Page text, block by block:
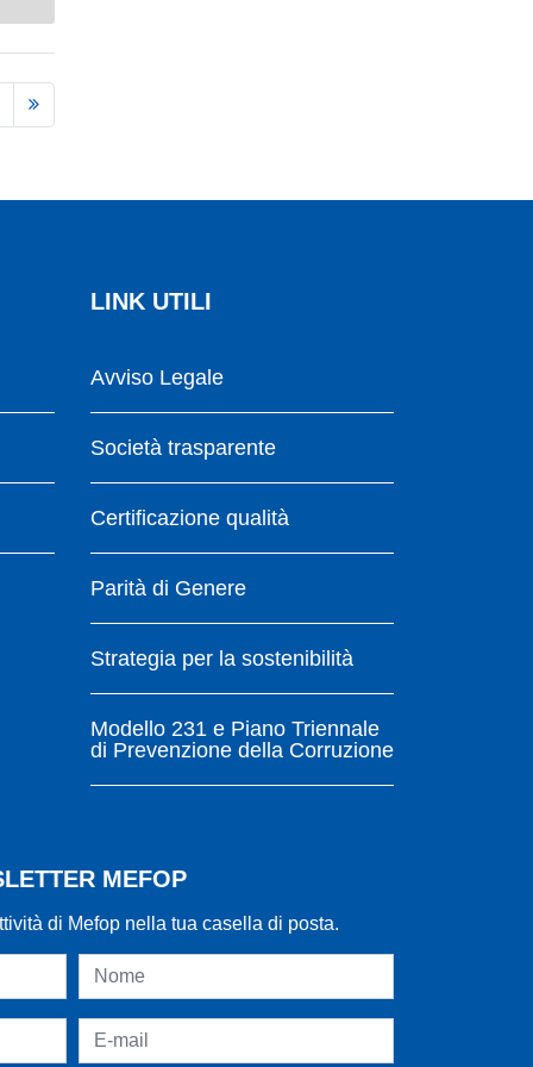
LINK UTILI
Avviso Legale
Società trasparente
Certificazione qualità
Parità di Genere
Strategia per la sostenibilità
Modello 231 e Piano Triennale
di Prevenzione della Corruzione
MEFOP
di Mefop nella tua casella di posta.